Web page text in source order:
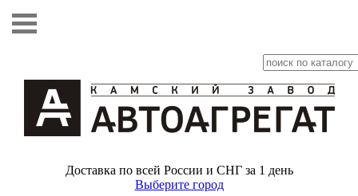
Доставка по всей России и СНГ за 1 день
Выберите город